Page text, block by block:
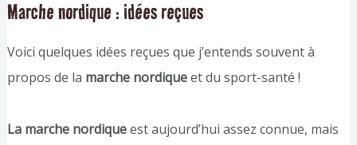
Marche nordique : idées reçues
Voici quelques idées reçues que j’entends souvent à
propos de la marche nordiqueet du sport-santé !
La marche nordiqueest aujourd’hui assez connue, mais